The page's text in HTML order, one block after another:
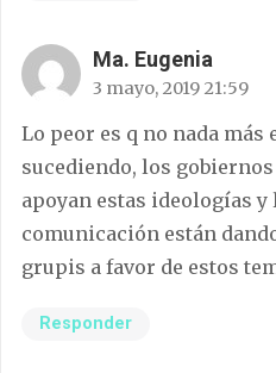
Ma. Eugenia
3 mayo, 2019 21:59
Lo peor es q no nada más
sucediendo, los
apoyan estas ideologías y
comunicación están
grupis a favor de estos
Responder